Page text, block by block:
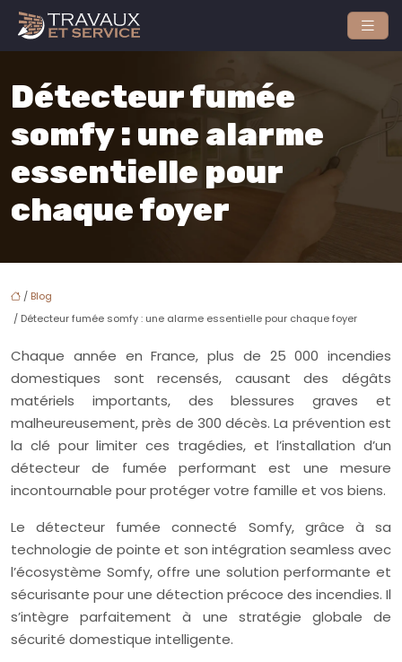
Détecteur fumée
somfy : une alarme
essentielle pour
chaque foyer
/ Blog
/ Détecteur fumée somfy : une alarme essentielle pour chaque foyer
Chaque année en France, plus de 25 000 incendies
domestiques sont recensés, causant des dégâts
matériels importants, des blessures graves et
malheureusement, près de 300 décès. La prévention est
la clé pour limiter ces tragédies, et l’installation d’un
détecteur de fumée performant est une mesure
incontournable pour protéger votre famille et vos biens.
Le détecteur fumée connecté Somfy, grâce à sa
technologie de pointe et son intégration seamless avec
l’écosystème Somfy, offre une solution performante et
sécurisante pour une détection précoce des incendies. Il
s’intègre parfaitement à une stratégie globale de
sécurité domestique intelligente.